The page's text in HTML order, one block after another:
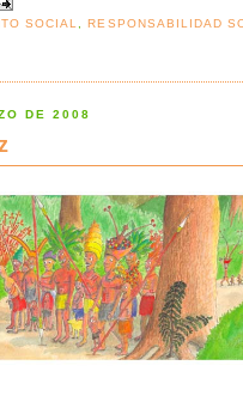
SOCIAL,RESPONSABILIDAD
DE 2008